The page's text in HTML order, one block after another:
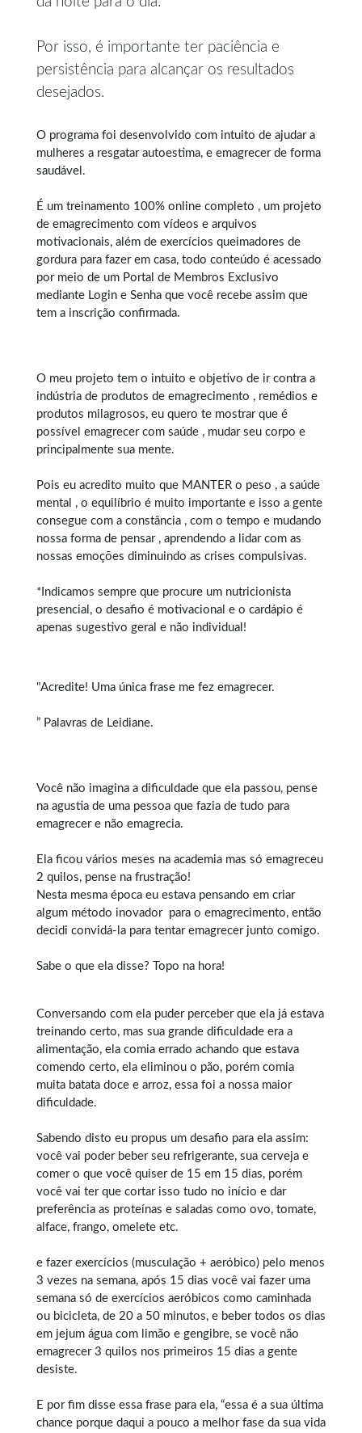
Por isso, é importante ter paciência e
persistência para alcançar os resultados
desejados.
O programa foi desenvolvido com intuito de ajudar a
mulheres a resgatar autoestima, e emagrecer de forma
saudável .
É um treinamento 100% online completo , um projeto
de emagrecimento com vídeos e arquivos
motivacionais, além de exercícios queimadores de
gordura para fazer em casa, todo conteúdo é acessado
por meio de um Portal de Membros Exclusivo
mediante Login e Senha que você recebe assim que
tem a inscrição confirmada.
O meu projeto tem o intuito e objetivo de ir contra a
indústria de produtos de emagrecimento , remédios e
produtos milagrosos, eu quero te mostrar que é
possível emagrecer com saúde , mudar seu corpo e
principalmente sua mente.
Pois eu acredito muito que MANTER o peso , a saúde
mental , o equilíbrio é muito importante e isso a gente
consegue com a constância , com o tempo e mudando
nossa forma de pensar , aprendendo a lidar com as
nossas emoções diminuindo as crises compulsivas.
*Indicamos sempre que procure um nutricionista
presencial, o desafio é motivacional e o cardápio é
apenas sugestivo geral e não individual!
"Acredite! Uma única frase me fez emagrecer.
” Palavras de Leidiane.
Você não imagina a dificuldade que ela passou, pense
na agustia de uma pessoa que fazia de tudo para
emagrecer e não emagrecia.
Ela ficou vários meses na academia mas só emagreceu
2 quilos, pense na frustração!
Nesta mesma época eu estava pensando em criar
algum método inovador para o emagrecimento, então
decidi convidá-la para tentar emagrecer junto comigo.
Sabe o que ela disse? Topo na hora!
Conversando com ela puder perceber que ela já estava
treinando certo, mas sua grande dificuldade era a
alimentação, ela comia errado achando que estava
comendo certo, ela eliminou o pão, porém comia
muita batata doce e arroz, essa foi a nossa maior
dificuldade.
Sabendo disto eu propus um desafio para ela assim:
você vai poder beber seu refrigerante, sua cerveja e
comer o que você quiser de 15 em 15 dias, porém
você vai ter que cortar isso tudo no início e dar
preferência as proteínas e saladas como ovo, tomate,
alface, frango, omelete etc.
e fazer exercícios (musculação + aeróbico) pelo menos
3 vezes na semana, após 15 dias você vai fazer uma
semana só de exercícios aeróbicos como caminhada
ou bicicleta, de 20 a 50 minutos, e beber todos os dias
em jejum água com limão e gengibre, se você não
emagrecer 3 quilos nos primeiros 15 dias a gente
desiste.
E por fim disse essa frase para ela, “essa é a sua última
chance porque daqui a pouco a melhor fase da sua vida